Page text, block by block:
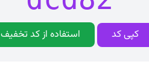
کپی کد استفاده از کد تخفیف